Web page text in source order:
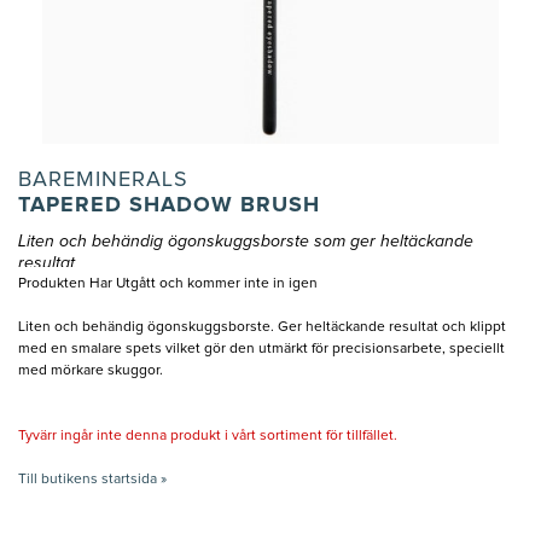
BAREMINERALS
TAPERED SHADOW BRUSH
Liten och behändig ögonskuggsborste som ger heltäckande
resultat
Produkten Har Utgått och kommer inte in igen
Liten och behändig ögonskuggsborste. Ger heltäckande resultat och klippt
med en smalare spets vilket gör den utmärkt för precisionsarbete, speciellt
med mörkare skuggor.
Tyvärr ingår inte denna produkt i vårt sortiment för tillfället.
Till butikens startsida »